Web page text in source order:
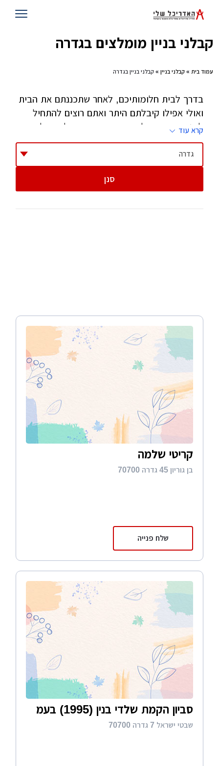
קבלני בניין מומלצים בגדרה
עמוד בית » קבלני בניין » קבלני בניין בגדרה
בדרך לבית חלומותיכם, לאחר שתכננתם את הבית
ואולי אפילו קיבלתם היתר ואתם רוצים להתחיל
לבנות - זהו השלב שאתם צריכים קבלן. קבלן הוא
אחד הגורמים הקריטיים בהצלחת הפרוייקט וחשוב
מאוד לבחור בזהירות, בסבלנות ובחוכמה.
קרא עוד
גדרה
סנן
קריטי שלמה
בן גוריון 45 גדרה 70700
שלח פנייה
סביון הקמת שלדי בנין (1995) בעמ
שבטי ישראל 7 גדרה 70700